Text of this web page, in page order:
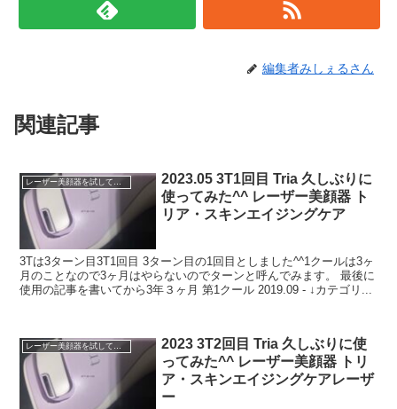
編集者みしぇるさん
関連記事
2023.05 3T1回目 Tria 久しぶりに
使ってみた^^ レーザー美顔器 ト
リア・スキンエイジングケア
3Tは3ターン目3T1回目 3ターン目の1回目としました^^1クールは3ヶ
月のことなので3ヶ月はやらないのでターンと呼んでみます。 最後に
使用の記事を書いてから3年３ヶ月 第1クール 2019.09 - ↓カテゴリ...
レーザー美顔器を試してみる
2023 3T2回目 Tria 久しぶりに使
ってみた^^ レーザー美顔器 トリ
ア・スキンエイジングケアレーザ
ー